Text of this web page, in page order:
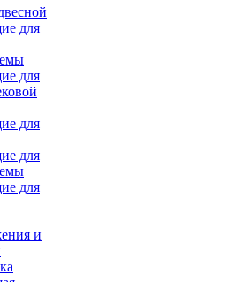
для
для
для
для
для
и